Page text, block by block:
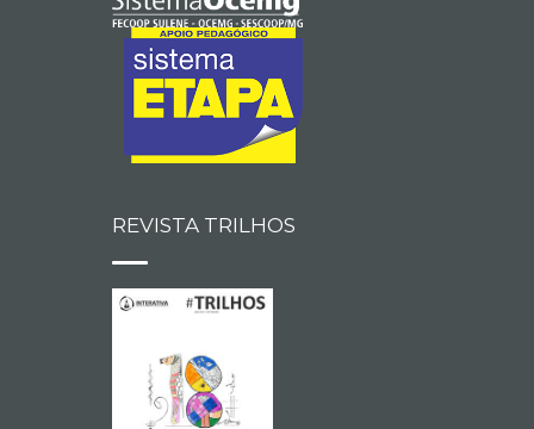
REVISTA TRILHOS